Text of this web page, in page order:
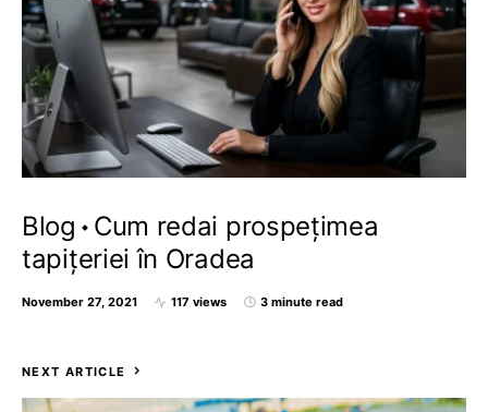
Blog
Cum redai prospețimea
tapițeriei în Oradea
November 27, 2021 117 views 3 minute read
NEXT ARTICLE